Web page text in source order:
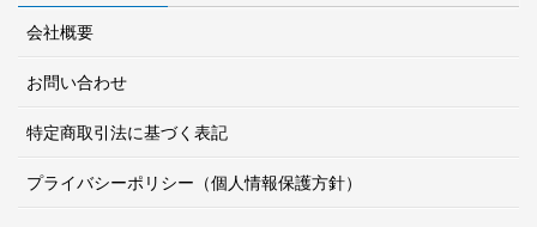
会社概要
お問い合わせ
特定商取引法に基づく表記
プライバシーポリシー（個人情報保護方針）